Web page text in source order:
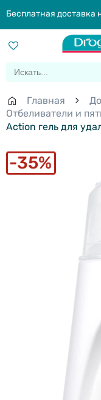
Бесплатная доставка
Главная
Отбеливатели и
Action гель для
35%